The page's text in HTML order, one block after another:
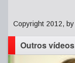
Copyright 2012,
Outros